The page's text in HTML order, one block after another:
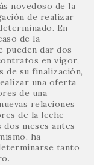
novedoso de la
de realizar
En
de la
pueden dar dos
en vigor,
de su finalización,
una oferta
de una
relaciones
de la leche
meses antes
ha
tanto